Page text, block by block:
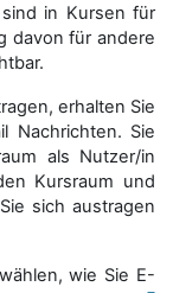
in Kursen für
davon für andere
erhalten Sie
Nachrichten. Sie
als Nutzer/in
Kursraum und
sich austragen
wie Sie E-